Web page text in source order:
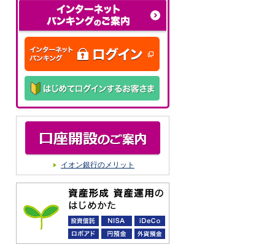
イオン銀行のメリット